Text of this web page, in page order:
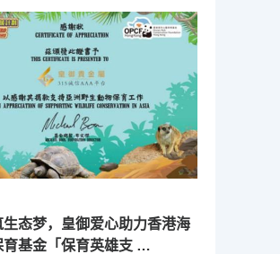
生态梦，皇御爱心助力香港海
育基金「保育英雄支 …